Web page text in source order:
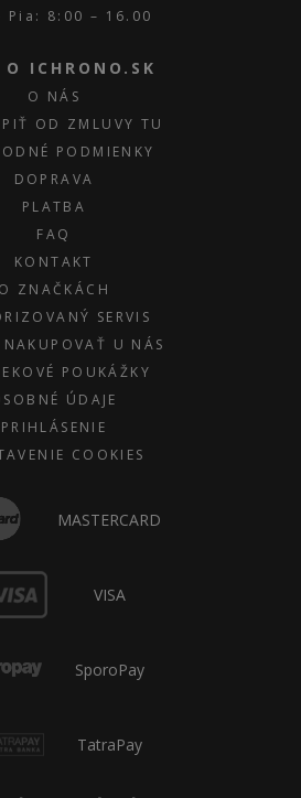
Pia: 8:00 – 16.00
ICHRONO.SK
O NÁS
OD ZMLUVY TU
PODMIENKY
DOPRAVA
PLATBA
FAQ
KONTAKT
O ZNAČKÁCH
SERVIS
NAKUPOVAŤ U NÁS
POUKÁŽKY
ÚDAJE
PRIHLÁSENIE
COOKIES
MASTERCARD
VISA
SporoPay
TatraPay